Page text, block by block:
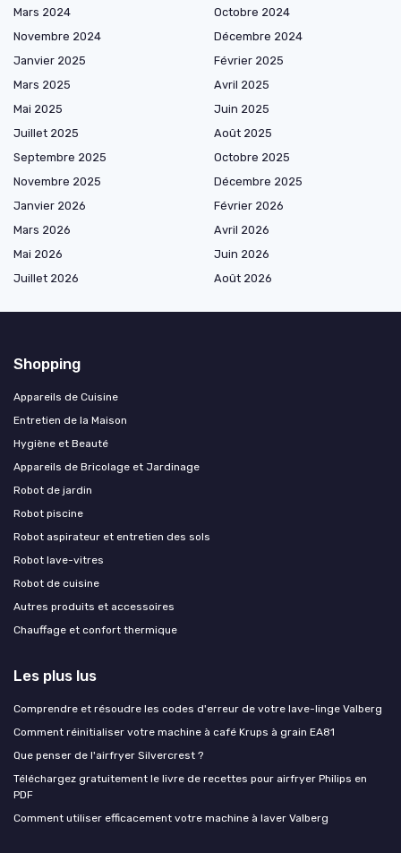
Mars 2024
Octobre 2024
Novembre 2024
Décembre 2024
Janvier 2025
Février 2025
Mars 2025
Avril 2025
Mai 2025
Juin 2025
Juillet 2025
Août 2025
Septembre 2025
Octobre 2025
Novembre 2025
Décembre 2025
Janvier 2026
Février 2026
Mars 2026
Avril 2026
Mai 2026
Juin 2026
Juillet 2026
Août 2026
Shopping
Appareils de Cuisine
Entretien de la Maison
Hygiène et Beauté
Appareils de Bricolage et Jardinage
Robot de jardin
Robot piscine
Robot aspirateur et entretien des sols
Robot lave-vitres
Robot de cuisine
Autres produits et accessoires
Chauffage et confort thermique
Les plus lus
Comprendre et résoudre les codes d'erreur de votre lave-linge Valberg
Comment réinitialiser votre machine à café Krups à grain EA81
Que penser de l'airfryer Silvercrest ?
Téléchargez gratuitement le livre de recettes pour airfryer Philips en
PDF
Comment utiliser efficacement votre machine à laver Valberg